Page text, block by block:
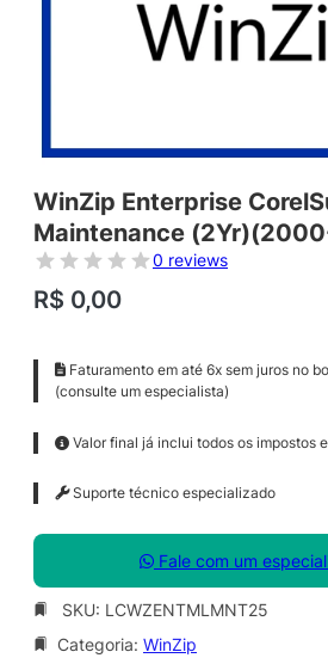
WinZip Enterprise
Maintenance
0 reviews
R$ 0,00
Faturamento em até 6x sem juros no
(consulte um especialista)
Valor final já inclui todos os impostos
Suporte técnico especializado
Fale com um
SKU: LCWZENTMLMNT25
Categoria: WinZip